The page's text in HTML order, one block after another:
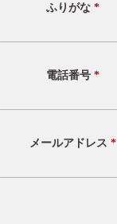
ふりがな *
電話番号 *
メールアドレス *